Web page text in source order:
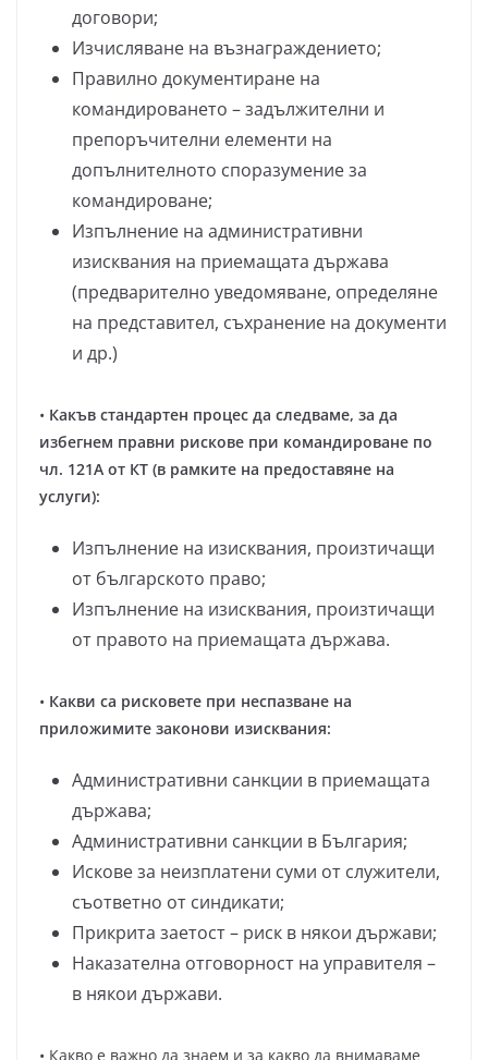
договори;
Изчисляване на възнаграждението;
Правилно документиране на
командироването – задължителни и
препоръчителни елементи на
допълнителното споразумение за
командироване;
Изпълнение на административни
изисквания на приемащата държава
(предварително уведомяване, определяне
на представител, съхранение на документи
и др.)
• Какъв стандартен процес да следваме, за да
избегнем правни рискове при командироване по
чл. 121А от КТ (в рамките на предоставяне на
услуги):
Изпълнение на изисквания, произтичащи
от българското право;
Изпълнение на изисквания, произтичащи
от правото на приемащата държава.
• Какви са рисковете при неспазване на
приложимите законови изисквания:
Административни санкции в приемащата
държава;
Административни санкции в България;
Искове за неизплатени суми от служители,
съответно от синдикати;
Прикрита заетост – риск в някои държави;
Наказателна отговорност на управителя –
в някои държави.
• Какво е важно да знаем и за какво да внимаваме